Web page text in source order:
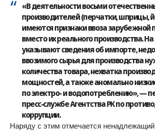
«В деятельности восьми
производителей (перчатки, шприцы,
имеются признаки ввоза зарубежной
вместо их реального производства. На
указывают сведения об импорте,
ввозимого сырья для производства
количества товара, нехватка
мощностей, а также аномально
по электро- и водопотреблению», —
пресс-службе Агентства РК по
коррупции.
Наряду с этим отмечается